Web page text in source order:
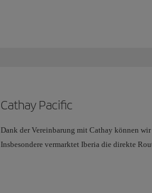
Cathay Pacific
Dank der Vereinbarung mit Cathay können
Insbesondere vermarktet Iberia die direkte